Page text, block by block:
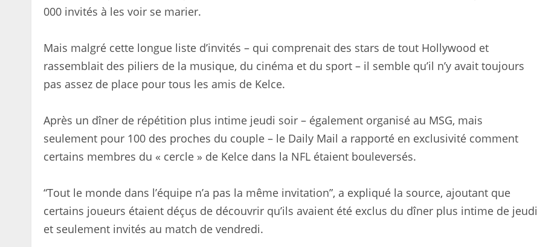
000 invités à les voir se marier.
Mais malgré cette longue liste d’invités – qui comprenait des stars de tout Hollywood et
rassemblait des piliers de la musique, du cinéma et du sport – il semble qu’il n’y avait toujours
pas assez de place pour tous les amis de Kelce.
Après un dîner de répétition plus intime jeudi soir – également organisé au MSG, mais
seulement pour 100 des proches du couple – le Daily Mail a rapporté en exclusivité comment
certains membres du « cercle » de Kelce dans la NFL étaient bouleversés.
“Tout le monde dans l’équipe n’a pas la même invitation”, a expliqué la source, ajoutant que
certains joueurs étaient déçus de découvrir qu’ils avaient été exclus du dîner plus intime de jeudi
et seulement invités au match de vendredi.